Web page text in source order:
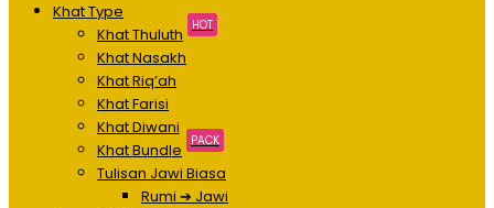
Khat Type
Khat Thuluth
HOT
Khat Nasakh
Khat Riq’ah
Khat Farisi
Khat Diwani
Khat Bundle
PACK
Tulisan Jawi Biasa
Rumi ➔ Jawi